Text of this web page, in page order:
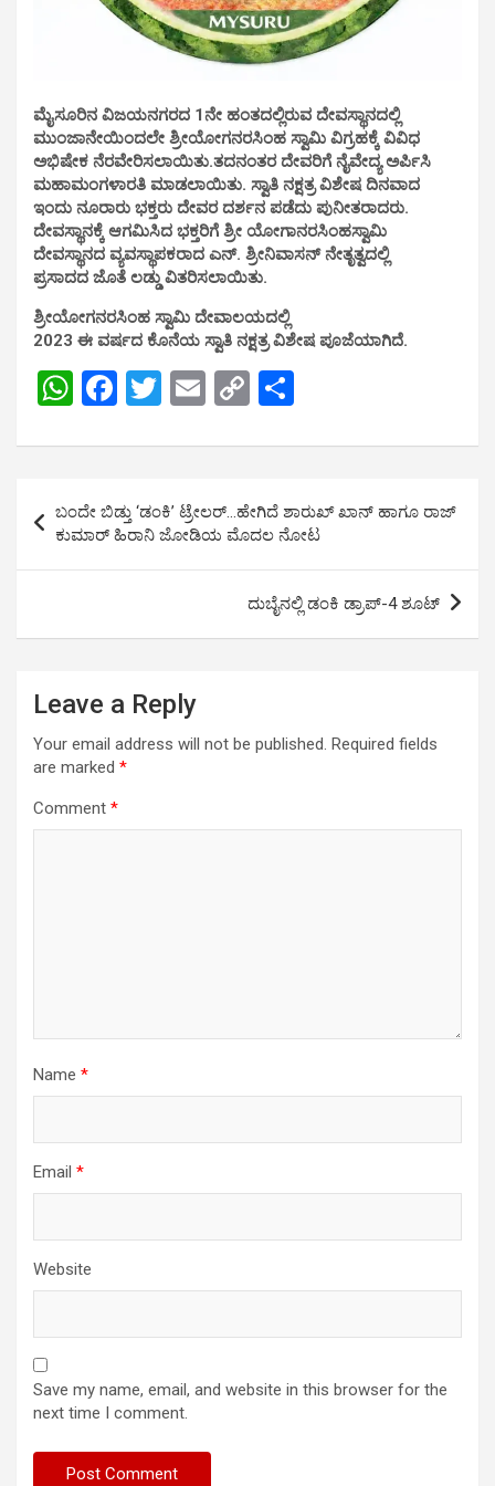
ಮೈಸೂರಿನ ವಿಜಯನಗರದ 1ನೇ ಹಂತದಲ್ಲಿರುವ ದೇವಸ್ಥಾನದಲ್ಲಿ
ಮುಂಜಾನೇಯಿಂದಲೇ ಶ್ರೀಯೋಗನರಸಿಂಹ ಸ್ವಾಮಿ ವಿಗ್ರಹಕ್ಕೆ ವಿವಿಧ
ಅಭಿಷೇಕ ನೆರವೇರಿಸಲಾಯಿತು.ತದನಂತರ ದೇವರಿಗೆ ನೈವೇದ್ಯ ಅರ್ಪಿಸಿ
ಮಹಾಮಂಗಳಾರತಿ ಮಾಡಲಾಯಿತು. ಸ್ವಾತಿ ನಕ್ಷತ್ರ ವಿಶೇಷ ದಿನವಾದ
ಇಂದು ನೂರಾರು ಭಕ್ತರು ದೇವರ ದರ್ಶನ ಪಡೆದು ಪುನೀತರಾದರು.
ದೇವಸ್ಥಾನಕ್ಕೆ ಆಗಮಿಸಿದ ಭಕ್ತರಿಗೆ ಶ್ರೀ ಯೋಗಾನರಸಿಂಹಸ್ವಾಮಿ
ದೇವಸ್ಥಾನದ ವ್ಯವಸ್ಥಾಪಕರಾದ ಎನ್. ಶ್ರೀನಿವಾಸನ್ ನೇತೃತ್ವದಲ್ಲಿ
ಪ್ರಸಾದದ ಜೊತೆ ಲಡ್ಡು ವಿತರಿಸಲಾಯಿತು.
ಶ್ರೀಯೋಗನರಸಿಂಹ ಸ್ವಾಮಿ ದೇವಾಲಯದಲ್ಲಿ
2023 ಈ ವರ್ಷದ ಕೊನೆಯ ಸ್ವಾತಿ ನಕ್ಷತ್ರ ವಿಶೇಷ ಪೂಜೆಯಾಗಿದೆ.
W
at
s
A
p
F
ce
b
o
o
T
tt
er
E
ail
C
py
Li
n
k
ar
e
navigation
ಬಂದೇ ಬಿಡ್ತು ‘ಡಂಕಿ’ ಟ್ರೇಲರ್…ಹೇಗಿದೆ ಶಾರುಖ್ ಖಾನ್ ಹಾಗೂ ರಾಜ್
ಕುಮಾರ್ ಹಿರಾನಿ ಜೋಡಿಯ ಮೊದಲ ನೋಟ
ದುಬೈನಲ್ಲಿ ಡಂಕಿ ಡ್ರಾಪ್-4 ಶೂಟ್
Leave a Reply
Your email address will not be published. Required fields
are marked *
Comment *
Name *
Email *
Website
Save my name, email, and website in this browser for the
next time I comment.